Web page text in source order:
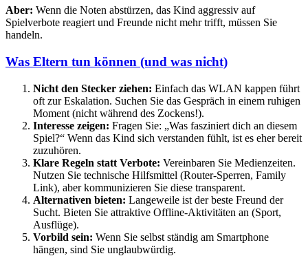
Aber: Wenn die Noten abstürzen, das Kind aggressiv auf
Spielverbote reagiert und Freunde nicht mehr trifft, müssen Sie
handeln.
Was Eltern tun können (und was nicht)
Nicht den Stecker ziehen: Einfach das WLAN kappen führt
oft zur Eskalation. Suchen Sie das Gespräch in einem ruhigen
Moment (nicht während des Zockens!).
Interesse zeigen: Fragen Sie: „Was fasziniert dich an diesem
Spiel?“ Wenn das Kind sich verstanden fühlt, ist es eher bereit
zuzuhören.
Klare Regeln statt Verbote: Vereinbaren Sie Medienzeiten.
Nutzen Sie technische Hilfsmittel (Router-Sperren, Family
Link), aber kommunizieren Sie diese transparent.
Alternativen bieten: Langeweile ist der beste Freund der
Sucht. Bieten Sie attraktive Offline-Aktivitäten an (Sport,
Ausflüge).
Vorbild sein: Wenn Sie selbst ständig am Smartphone
hängen, sind Sie unglaubwürdig.